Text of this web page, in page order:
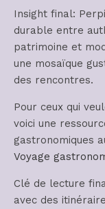
Insight final:
durable entre
patrimoine et
une mosaïque
des rencontres.
Pour ceux qui
voici une
gastronomiques
Voyage
Clé de lecture
avec des